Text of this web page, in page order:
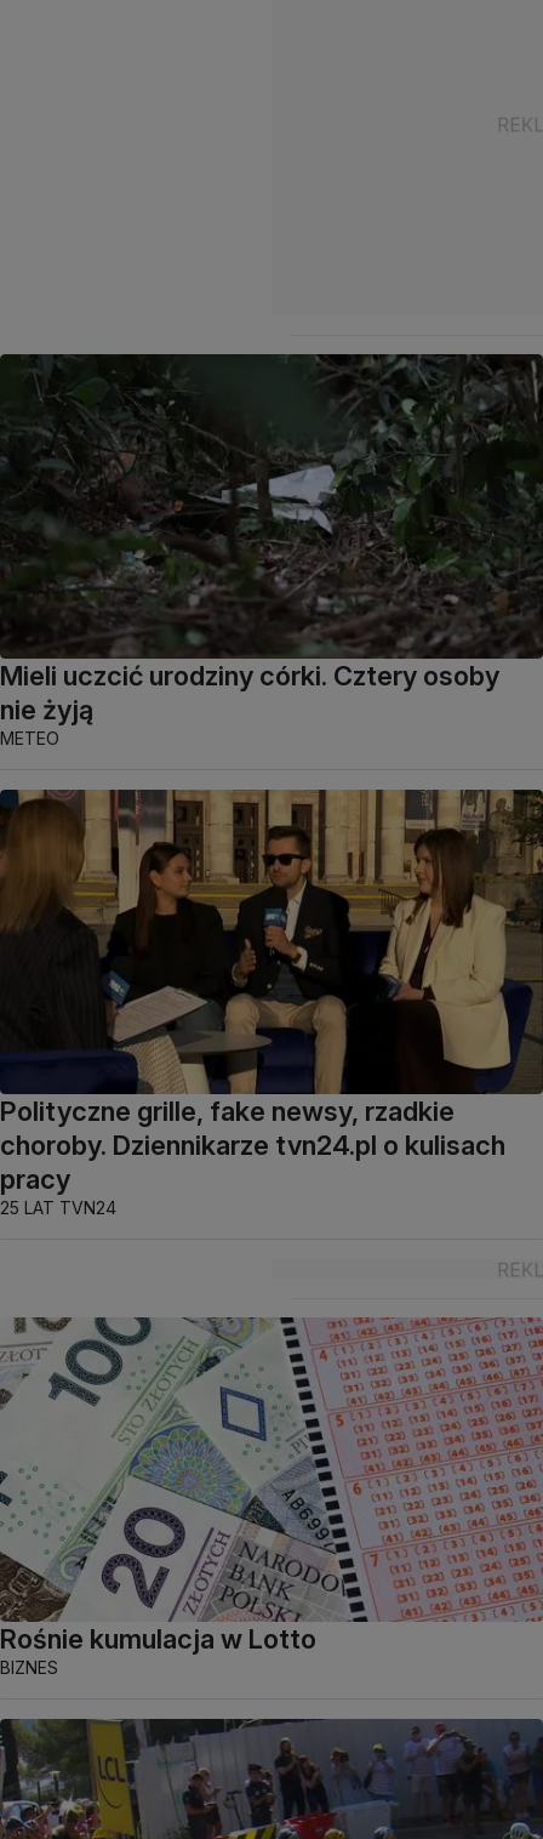
Mieli uczcić urodziny córki. Cztery osoby
nie żyją
METEO
Polityczne grille, fake newsy, rzadkie
choroby. Dziennikarze tvn24.pl o kulisach
pracy
25 LAT TVN24
Rośnie kumulacja w Lotto
BIZNES